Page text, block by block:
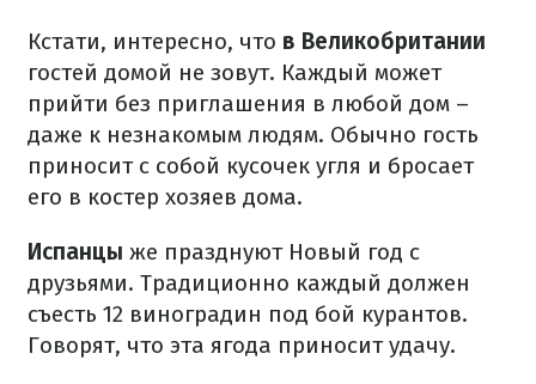
Кстати, интересно, что в Великобритании
гостей домой не зовут. Каждый может
прийти без приглашения в любой дом –
даже к незнакомым людям. Обычно гость
приносит с собой кусочек угля и бросает
его в костер хозяев дома.
Испанцы же празднуют Новый год с
друзьями. Традиционно каждый должен
съесть 12 виноградин под бой курантов.
Говорят, что эта ягода приносит удачу.